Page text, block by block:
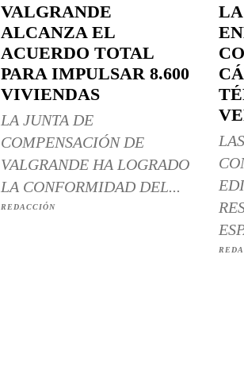
VALGRANDE
ALCANZA EL
ACUERDO TOTAL
PARA IMPULSAR 8.600
VIVIENDAS
LA JUNTA DE
COMPENSACIÓN DE
VALGRANDE HA LOGRADO
LA CONFORMIDAD DEL...
REDACCIÓN